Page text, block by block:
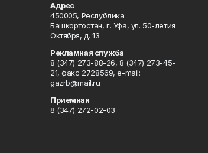
Адрес
450005, Республика
Башкортостан, г. Уфа, ул. 50-летия
Октября, д. 13
Рекламная служба
8 (347) 273-88-26, 8 (347) 273-45-
21, факс 2728569, e-mail:
gazrb@mail.ru
Приемная
8 (347) 272-02-03